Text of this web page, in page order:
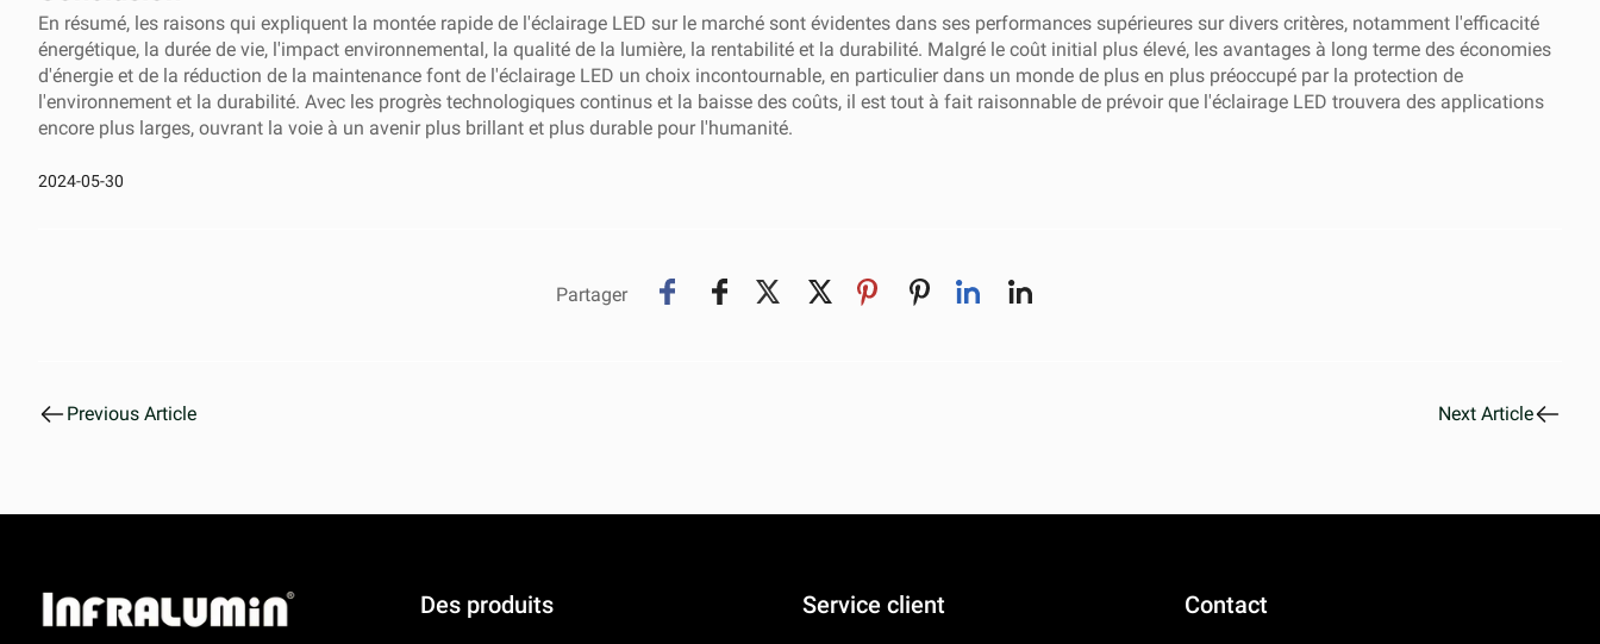
En résumé, les raisons qui expliquent la montée rapide de l'éclairage LED sur le marché sont évidentes dans ses performances supérieures sur divers critères, notamment l'efficacité
énergétique, la durée de vie, l'impact environnemental, la qualité de la lumière, la rentabilité et la durabilité. Malgré le coût initial plus élevé, les avantages à long terme des économies
d'énergie et de la réduction de la maintenance font de l'éclairage LED un choix incontournable, en particulier dans un monde de plus en plus préoccupé par la protection de
l'environnement et la durabilité. Avec les progrès technologiques continus et la baisse des coûts, il est tout à fait raisonnable de prévoir que l'éclairage LED trouvera des applications
encore plus larges, ouvrant la voie à un avenir plus brillant et plus durable pour l'humanité.
2024-05-30
Partager
Previous Article Next Article
Des produits Service client Contact